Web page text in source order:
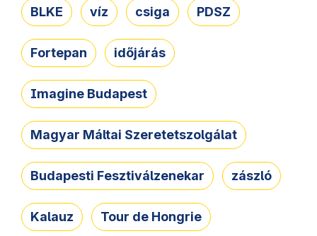
BLKE víz csiga PDSZ
Fortepan időjárás
Imagine Budapest
Magyar Máltai Szeretetszolgálat
Budapesti Fesztiválzenekar zászló
Kalauz Tour de Hongrie